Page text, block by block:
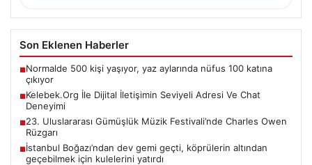
Son Eklenen Haberler
■Normalde 500 kişi yaşıyor, yaz aylarında nüfus 100 katına
çıkıyor
■Kelebek.Org İle Dijital İletişimin Seviyeli Adresi Ve Chat
Deneyimi
■23. Uluslararası Gümüşlük Müzik Festivali’nde Charles Owen
Rüzgarı
■İstanbul Boğazı’ndan dev gemi geçti, köprülerin altından
geçebilmek için kulelerini yatırdı